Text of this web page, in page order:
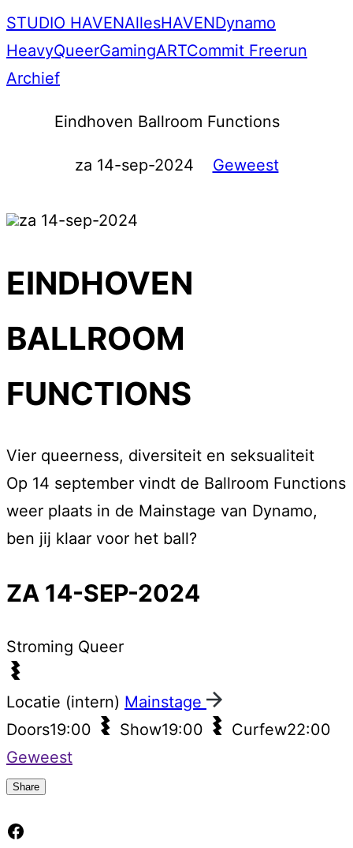
STUDIO HAVENAllesHAVENDynamo
HeavyQueerGamingARTCommit Freerun
Archief
Eindhoven Ballroom Functions
za 14-sep-2024 Geweest
za 14-sep-2024
EINDHOVEN
BALLROOM
FUNCTIONS
Vier queerness, diversiteit en seksualiteit
Op 14 september vindt de Ballroom Functions
weer plaats in de Mainstage van Dynamo,
ben jij klaar voor het ball?
ZA 14-SEP-2024
Stroming Queer
Locatie (intern) Mainstage
Doors19:00 Show19:00 Curfew22:00
Geweest
Share